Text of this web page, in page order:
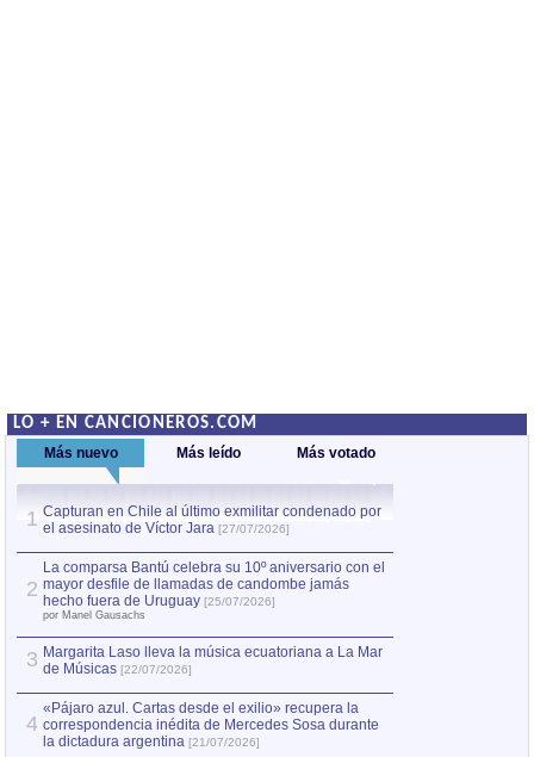
LO + EN CANCIONEROS.COM
Más nuevo Más leído Más votado
1 Capturan en Chile al último exmilitar condenado por
el asesinato de Víctor Jara [27/07/2026]
2
La comparsa Bantú celebra su 10º aniversario con el
mayor desfile de llamadas de candombe jamás
hecho fuera de Uruguay [25/07/2026]
por Manel Gausachs
3 Margarita Laso lleva la música ecuatoriana a La Mar
de Músicas [22/07/2026]
4
«Pájaro azul. Cartas desde el exilio» recupera la
correspondencia inédita de Mercedes Sosa durante
la dictadura argentina [21/07/2026]